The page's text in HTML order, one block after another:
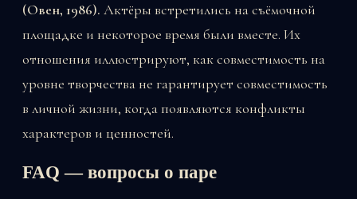
(Овен, 1986). Актёры встретились на съёмочной
площадке и некоторое время были вместе. Их
отношения иллюстрируют, как совместимость на
уровне творчества не гарантирует совместимость
в личной жизни, когда появляются конфликты
характеров и ценностей.
FAQ — вопросы о паре